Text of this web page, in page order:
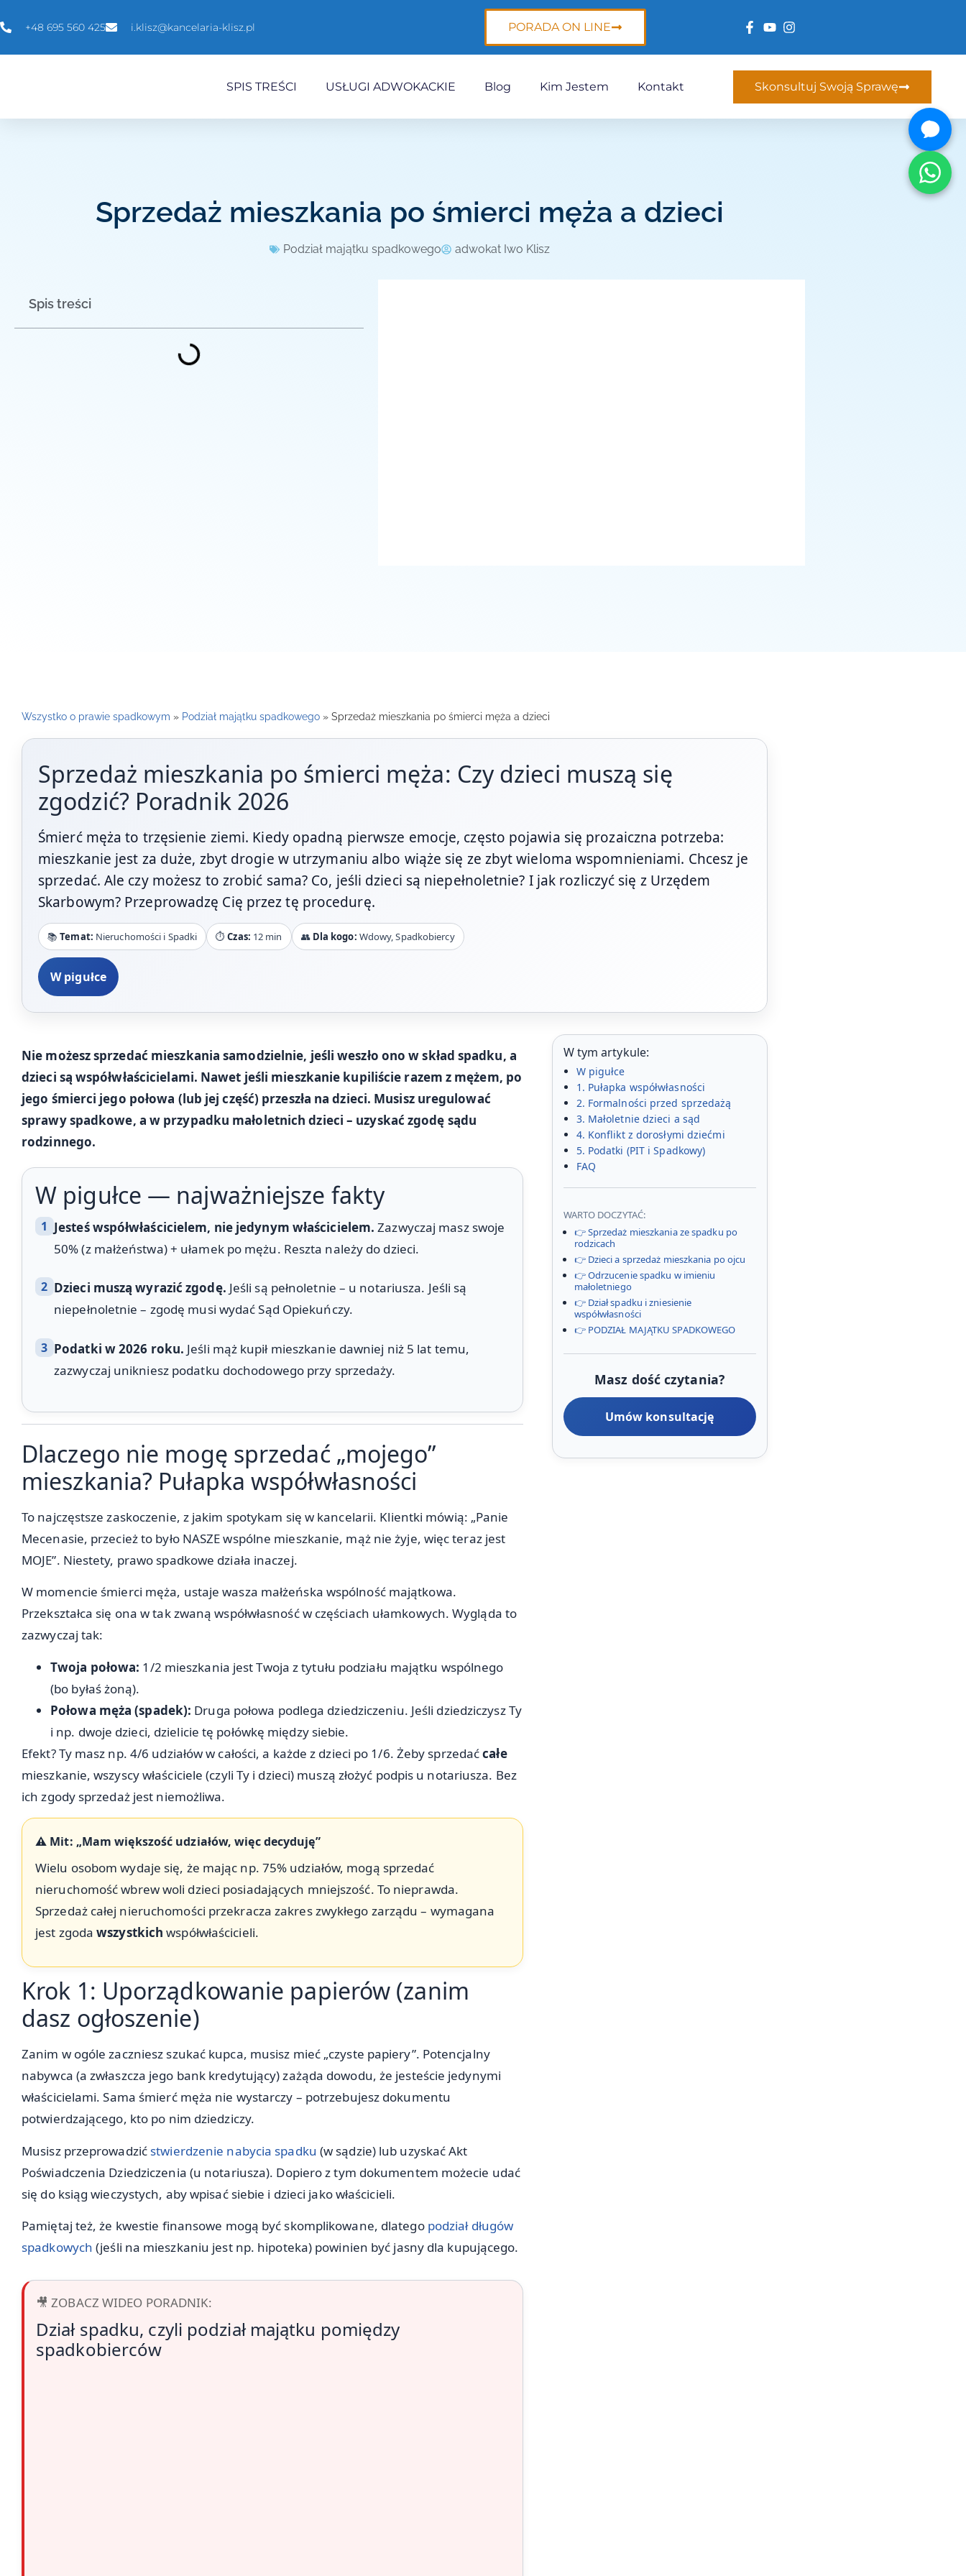
+48 695 560 425 i.klisz@kancelaria-klisz.pl PORADA ON LINE
SPIS TREŚCI USŁUGI ADWOKACKIE Blog Kim Jestem Kontakt Skonsultuj Swoją Sprawę
Sprzedaż mieszkania po śmierci męża a dzieci
Podział majątku spadkowego adwokat Iwo Klisz
Spis treści
Wszystko o prawie spadkowym » Podział majątku spadkowego » Sprzedaż mieszkania po śmierci męża a dzieci
Sprzedaż mieszkania po śmierci męża: Czy dzieci muszą się
zgodzić? Poradnik 2026
Śmierć męża to trzęsienie ziemi. Kiedy opadną pierwsze emocje, często pojawia się prozaiczna potrzeba:
mieszkanie jest za duże, zbyt drogie w utrzymaniu albo wiąże się ze zbyt wieloma wspomnieniami. Chcesz je
sprzedać. Ale czy możesz to zrobić sama? Co, jeśli dzieci są niepełnoletnie? I jak rozliczyć się z Urzędem
Skarbowym? Przeprowadzę Cię przez tę procedurę.
📚Temat: Nieruchomości i Spadki ⏱️Czas: 12 min 👥 Dla kogo: Wdowy, Spadkobiercy
W pigułce
Nie możesz sprzedać mieszkania samodzielnie, jeśli weszło ono w skład spadku, a
dzieci są współwłaścicielami. Nawet jeśli mieszkanie kupiliście razem z mężem, po
jego śmierci jego połowa (lub jej część) przeszła na dzieci. Musisz uregulować
sprawy spadkowe, a w przypadku małoletnich dzieci – uzyskać zgodę sądu
rodzinnego.
W pigułce — najważniejsze fakty
1 Jesteś współwłaścicielem, nie jedynym właścicielem. Zazwyczaj masz swoje
50% (z małżeństwa) + ułamek po mężu. Reszta należy do dzieci.
2 Dzieci muszą wyrazić zgodę. Jeśli są pełnoletnie – u notariusza. Jeśli są
niepełnoletnie – zgodę musi wydać Sąd Opiekuńczy.
3 Podatki w 2026 roku. Jeśli mąż kupił mieszkanie dawniej niż 5 lat temu,
zazwyczaj unikniesz podatku dochodowego przy sprzedaży.
Dlaczego nie mogę sprzedać „mojego”
mieszkania? Pułapka współwłasności
To najczęstsze zaskoczenie, z jakim spotykam się w kancelarii. Klientki mówią: „Panie
Mecenasie, przecież to było NASZE wspólne mieszkanie, mąż nie żyje, więc teraz jest
MOJE”. Niestety, prawo spadkowe działa inaczej.
W momencie śmierci męża, ustaje wasza małżeńska wspólność majątkowa.
Przekształca się ona w tak zwaną współwłasność w częściach ułamkowych. Wygląda to
zazwyczaj tak:
Twoja połowa: 1/2 mieszkania jest Twoja z tytułu podziału majątku wspólnego
(bo byłaś żoną).
Połowa męża (spadek): Druga połowa podlega dziedziczeniu. Jeśli dziedziczysz Ty
i np. dwoje dzieci, dzielicie tę połówkę między siebie.
Efekt? Ty masz np. 4/6 udziałów w całości, a każde z dzieci po 1/6. Żeby sprzedaćcałe
mieszkanie, wszyscy właściciele (czyli Ty i dzieci) muszą złożyć podpis u notariusza. Bez
ich zgody sprzedaż jest niemożliwa.
⚠️ Mit: „Mam większość udziałów, więc decyduję”
Wielu osobom wydaje się, że mając np. 75% udziałów, mogą sprzedać
nieruchomość wbrew woli dzieci posiadających mniejszość. To nieprawda.
Sprzedaż całej nieruchomości przekracza zakres zwykłego zarządu – wymagana
jest zgodawszystkich współwłaścicieli.
Krok 1: Uporządkowanie papierów (zanim
dasz ogłoszenie)
Zanim w ogóle zaczniesz szukać kupca, musisz mieć „czyste papiery”. Potencjalny
nabywca (a zwłaszcza jego bank kredytujący) zażąda dowodu, że jesteście jedynymi
właścicielami. Sama śmierć męża nie wystarczy – potrzebujesz dokumentu
potwierdzającego, kto po nim dziedziczy.
Musisz przeprowadzić stwierdzenie nabycia spadku (w sądzie) lub uzyskać Akt
Poświadczenia Dziedziczenia (u notariusza). Dopiero z tym dokumentem możecie udać
się do ksiąg wieczystych, aby wpisać siebie i dzieci jako właścicieli.
Pamiętaj też, że kwestie finansowe mogą być skomplikowane, dlatego podział długów
spadkowych (jeśli na mieszkaniu jest np. hipoteka) powinien być jasny dla kupującego.
🎥 ZOBACZ WIDEO PORADNIK:
Dział spadku, czyli podział majątku pomiędzy
spadkobierców
W tym artykule:
W pigułce
1. Pułapka współwłasności
2. Formalności przed sprzedażą
3. Małoletnie dzieci a sąd
4. Konflikt z dorosłymi dziećmi
5. Podatki (PIT i Spadkowy)
FAQ
WARTO DOCZYTAĆ:
👉 Sprzedaż mieszkania ze spadku po
rodzicach
👉 Dzieci a sprzedaż mieszkania po ojcu
👉 Odrzucenie spadku w imieniu
małoletniego
👉 Dział spadku i zniesienie
współwłasności
👉 PODZIAŁ MAJĄTKU SPADKOWEGO
Masz dość czytania?
Umów konsultację